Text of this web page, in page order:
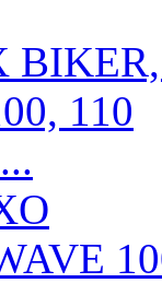
110